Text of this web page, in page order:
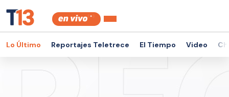
Lo Último Reportajes Teletrece El Tiempo Video